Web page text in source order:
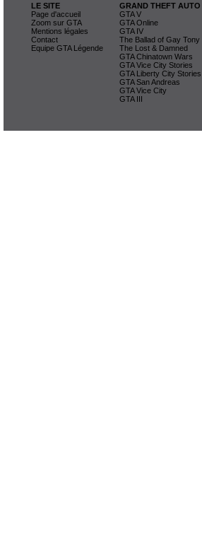
LE SITE
Page d'accueil
Zoom sur GTA
Mentions légales
Contact
Equipe GTA Légende
GRAND THEFT AUTO
GTA V
GTA Online
GTA IV
The Ballad of Gay Tony
The Lost & Damned
GTA Chinatown Wars
GTA Vice City Stories
GTA Liberty City Stories
GTA San Andreas
GTA Vice City
GTA III